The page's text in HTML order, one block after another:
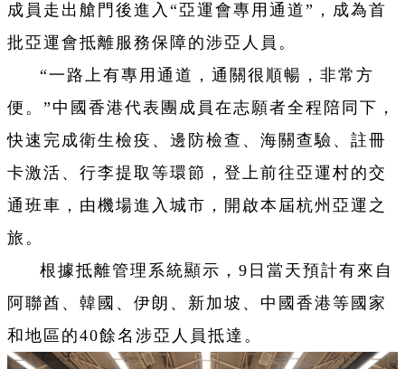
成員走出艙門後進入“亞運會專用通道”，成為首
批亞運會抵離服務保障的涉亞人員。
“一路上有專用通道，通關很順暢，非常方
便。”中國香港代表團成員在志願者全程陪同下，
快速完成衛生檢疫、邊防檢查、海關查驗、註冊
卡激活、行李提取等環節，登上前往亞運村的交
通班車，由機場進入城市，開啟本屆杭州亞運之
旅。
根據抵離管理系統顯示，9日當天預計有來自
阿聯酋、韓國、伊朗、新加坡、中國香港等國家
和地區的40餘名涉亞人員抵達。